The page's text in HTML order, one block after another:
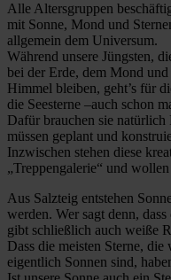
Alle Altersgruppen
mit Sonne, Mond und
allgemein dem Universum.
Während unsere Jüngsten,
bei der Erde, dem Mond
Himmel bleiben, geht’s für
die Seesterne –auch schon
Dafür brauchen sie
müssen geplant und
Inzwischen stehen diese
„Treppengalerie“ und
Aus Salzteig entstehen
werden. Wer sagt denn,
gibt schließlich auch weiße
Dass die meisten Sterne,
eigentlich Sonnen sind,